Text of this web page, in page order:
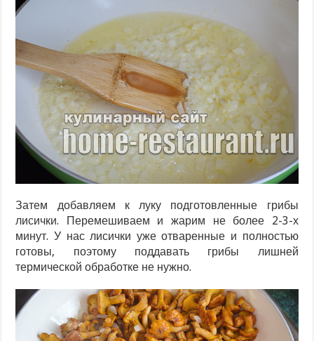
Затем добавляем к луку подготовленные грибы
лисички. Перемешиваем и жарим не более 2-3-х
минут. У нас лисички уже отваренные и полностью
готовы, поэтому поддавать грибы лишней
термической обработке не нужно.